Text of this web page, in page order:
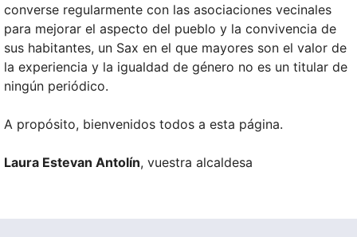
converse regularmente con las asociaciones vecinales
para mejorar el aspecto del pueblo y la convivencia de
sus habitantes, un Sax en el que mayores son el valor de
la experiencia y la igualdad de género no es un titular de
ningún periódico.
A propósito, bienvenidos todos a esta página.
Laura Estevan Antolín, vuestra alcaldesa